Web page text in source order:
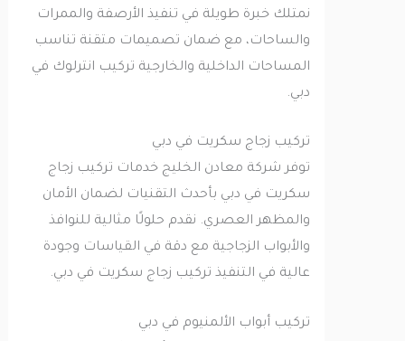
نمتلك خبرة طويلة في تنفيذ الأرصفة والممرات
والساحات، مع ضمان تصميمات متقنة تناسب
المساحات الداخلية والخارجية تركيب انترلوك في
تركيب زجاج سكريت في دبي
توفر شركة معادن الخليج خدمات تركيب زجاج
سكريت في دبي بأحدث التقنيات لضمان الأمان
والمظهر العصري. نقدم حلولًا مثالية للنوافذ
والأبواب الزجاجية مع دقة في القياسات وجودة
عالية في التنفيذ تركيب زجاج سكريت في دبي.
تركيب أبواب الألمنيوم في دبي